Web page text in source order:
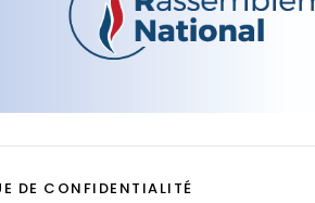
DE CONFIDENTIALITÉ